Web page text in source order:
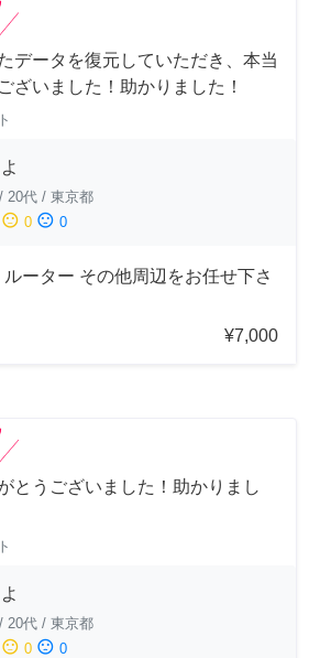
データを復元していただき、本当
ざいました！助かりました！
/ 20代 / 東京都
sentiment_neutral 0 sentiment_dissatisfied 0
ーター その他周辺をお任せ下さ
¥7,000
とうございました！助かりまし
/ 20代 / 東京都
sentiment_neutral 0 sentiment_dissatisfied 0